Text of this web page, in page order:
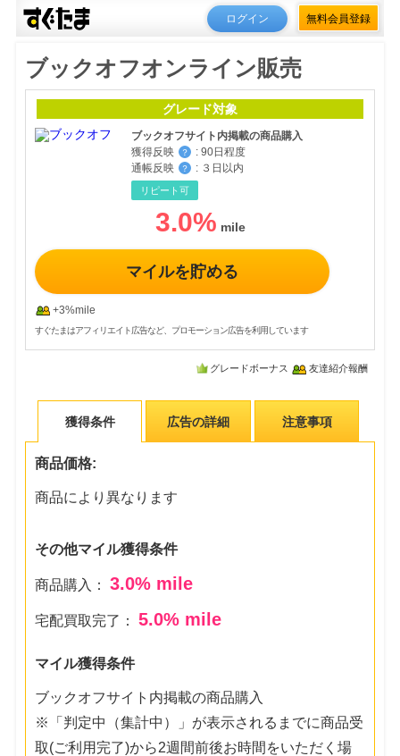
ログイン 無料会員登録
ブックオフオンライン販売
グレード対象
ブックオフサイト内掲載の商品購入
獲得反映
？ : 90日程度
通帳反映
？ : ３日以内
リピート可
3.0%
マイルを貯める
+3%mile
すぐたまはアフィリエイト広告など、プロモーション広告を利用しています
グレードボーナス 友達紹介報酬
獲得条件 広告の詳細 注意事項
商品価格:
商品により異なります
その他マイル獲得条件
商品購入：3.0% mile
宅配買取完了：5.0% mile
マイル獲得条件
ブックオフサイト内掲載の商品購入
※「判定中（集計中）」が表示されるまでに商品受
取(ご利用完了)から2週間前後お時間をいただく場